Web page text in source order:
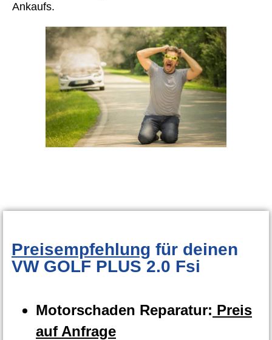
Ankaufs.
Preisempfehlung für deinen
VW GOLF PLUS 2.0 Fsi
Motorschaden Reparatur: Preis
auf Anfrage